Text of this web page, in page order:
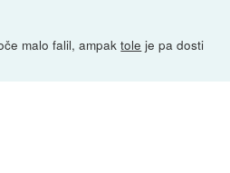
malo falil, ampaktole je pa dosti